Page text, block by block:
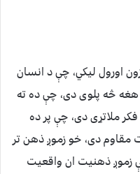
اورول لیکي، چې د انسان
هغه څه پلوی دی، چې ده ته
ملاتړی دی، چې پر ده
مقاوم دی، خو زموږ ذهن تر
زموږ ذهنیت ان واقعیت